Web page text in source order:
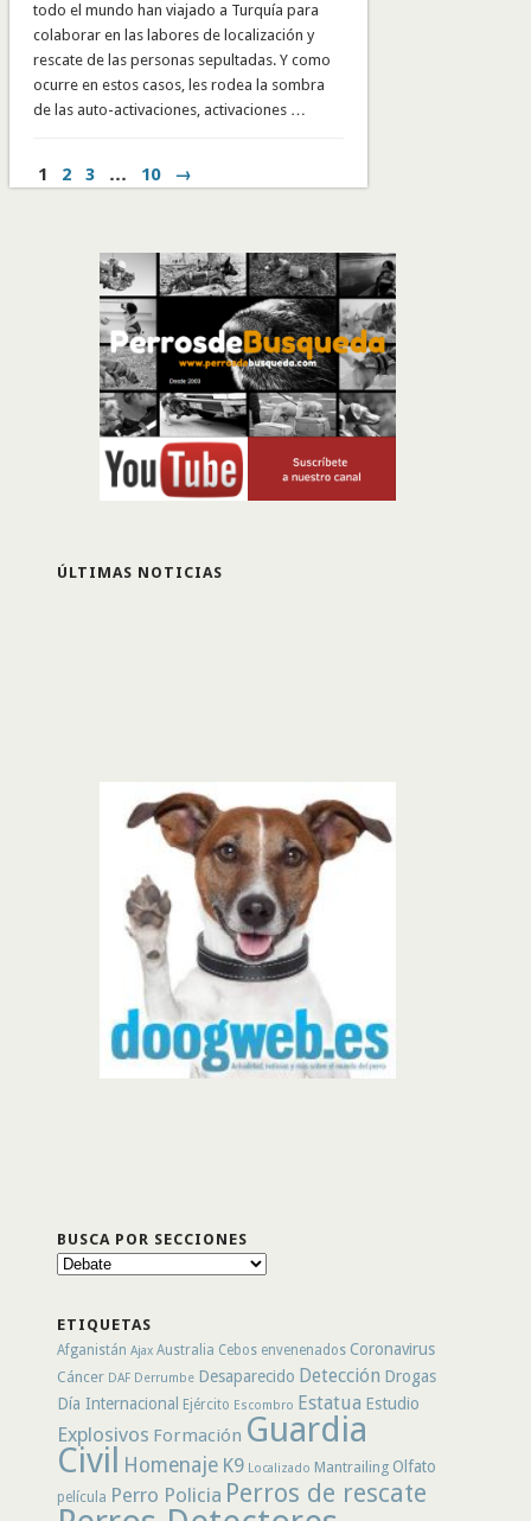
todo el mundo han viajado a Turquía para
colaborar en las labores de localización y
rescate de las personas sepultadas. Y como
ocurre en estos casos, les rodea la sombra
de las auto-activaciones, activaciones …
1 2 3 … 10 →
ÚLTIMAS NOTICIAS
BUSCA POR SECCIONES
Busca
ETIQUETAS
Afganistán Ajax Australia Cebos envenenados Coronavirus
Cáncer DAF Derrumbe Desaparecido Detección Drogas
Día Internacional Ejército Escombro Estatua Estudio
Explosivos Formación Guardia
Civil Homenaje K9 Localizado Mantrailing Olfato
película Perro Policia Perros de rescate